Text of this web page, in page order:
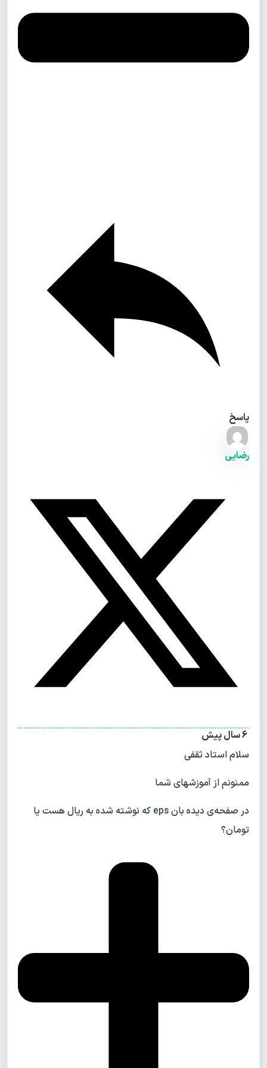
پاسخ
رضایی
سلام استاد ثقفی
ممنونم از آموزشهای شما
در صفحه‌ی دیده بان eps که نوشته شده به ریال هست یا
تومان؟